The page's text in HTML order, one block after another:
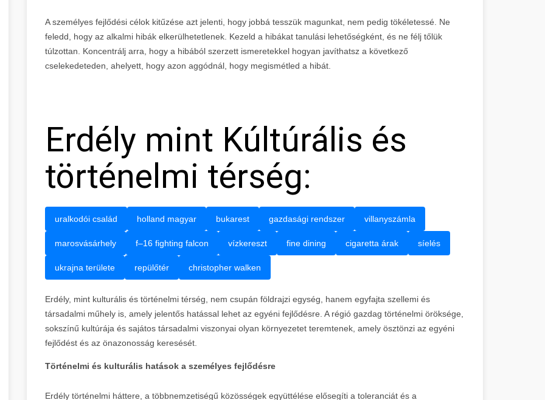
A személyes fejlődési célok kitűzése azt jelenti, hogy jobbá tesszük magunkat, nem pedig tökéletessé. Ne
feledd, hogy az alkalmi hibák elkerülhetetlenek. Kezeld a hibákat tanulási lehetőségként, és ne félj tőlük
túlzottan. Koncentrálj arra, hogy a hibából szerzett ismeretekkel hogyan javíthatsz a következő
cselekedeteden, ahelyett, hogy azon aggódnál, hogy megismétled a hibát.
Erdély mint Kúltúrális és
történelmi térség:
uralkodói család holland magyar bukarest gazdasági rendszer villanyszámla
marosvásárhely f–16 fighting falcon vízkereszt fine dining cigaretta árak síelés
ukrajna területe repülőtér christopher walken
Erdély, mint kulturális és történelmi térség, nem csupán földrajzi egység, hanem egyfajta szellemi és
társadalmi műhely is, amely jelentős hatással lehet az egyéni fejlődésre. A régió gazdag történelmi öröksége,
sokszínű kultúrája és sajátos társadalmi viszonyai olyan környezetet teremtenek, amely ösztönzi az egyéni
fejlődést és az önazonosság keresését.
Történelmi és kulturális hatások a személyes fejlődésre
Erdély történelmi háttere, a többnemzetiségű közösségek együttélése elősegíti a toleranciát és a